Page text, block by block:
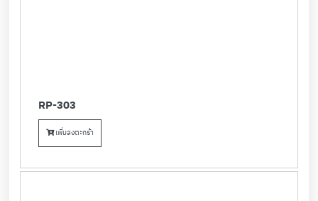
RP-303
เพิ่มลงตะกร้า